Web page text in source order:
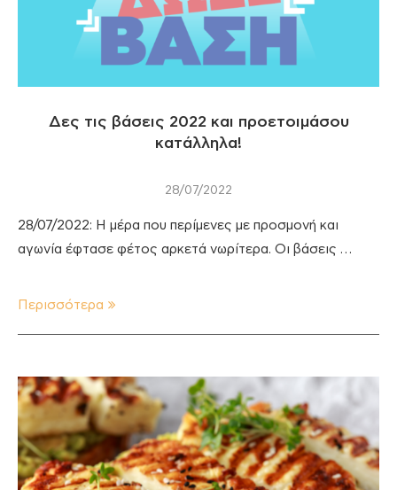
Δες τις βάσεις 2022 και προετοιμάσου
κατάλληλα!
28/07/2022
28/07/2022: Η μέρα που περίμενες με προσμονή και
αγωνία έφτασε φέτος αρκετά νωρίτερα. Οι βάσεις …
Περισσότερα